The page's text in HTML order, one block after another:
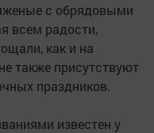
с обрядовыми
всем радости,
как и на
также присутствуют
праздников.
известен у